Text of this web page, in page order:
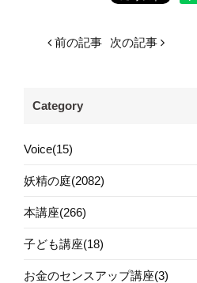
前の記事 次の記事
Category
Voice(15)
妖精の庭(2082)
本講座(266)
子ども講座(18)
お金のセンスアップ講座(3)